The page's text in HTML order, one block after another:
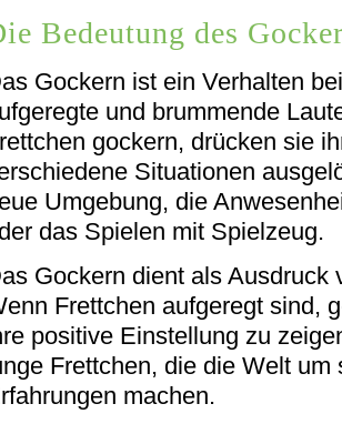
Bedeutung des
Gockern ist ein Verhalten
und brummende
gockern, drücken sie
Situationen
Umgebung, die
das Spielen mit Spielzeug.
Gockern dient als
Frettchen aufgeregt sind,
positive Einstellung zu
Frettchen, die die Welt
machen.